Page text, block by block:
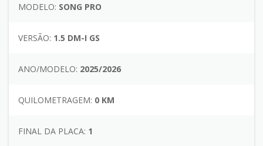
MODELO: SONG PRO
VERSÃO: 1.5 DM-I GS
ANO/MODELO: 2025/2026
QUILOMETRAGEM: 0 KM
FINAL DA PLACA: 1